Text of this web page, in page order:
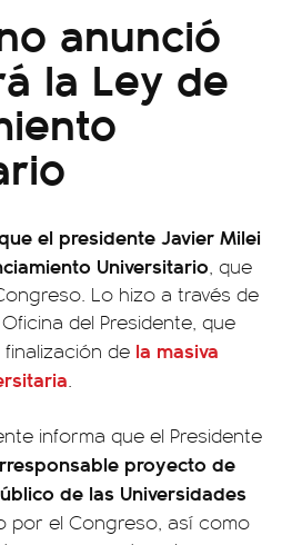
anunció
la Ley de
el presidente Javier Milei
Universitario, que
Lo hizo a través de
del Presidente, que
de la masiva
.
informa que el Presidente
proyecto de
de las Universidades
por el Congreso, así como